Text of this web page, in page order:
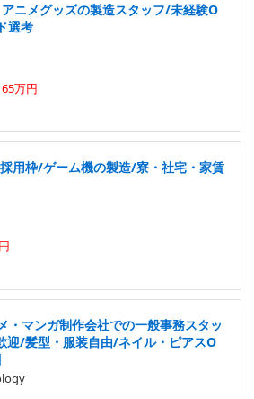
アニメグッズの製造スタッフ/未経験O
選考
万円
用枠/ゲーム機の製造/寮・社宅・家賃
・マンガ制作会社での一般事務スタッ
迎/髪型・服装自由/ネイル・ピアスO